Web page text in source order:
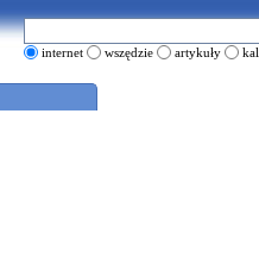
internet wszędzie artykuły